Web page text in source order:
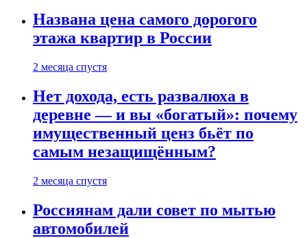
Названа цена самого дорогого
этажа квартир в России
2 месяца спустя
Нет дохода, есть развалюха в
деревне — и вы «богатый»: почему
имущественный ценз бьёт по
самым незащищённым?
2 месяца спустя
Россиянам дали совет по мытью
автомобилей